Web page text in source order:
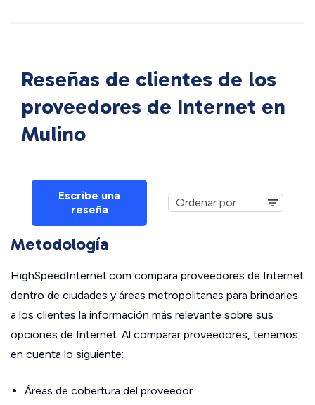
Reseñas de clientes de los
proveedores de Internet en
Mulino
Escribe una
reseña
Metodología
HighSpeedInternet.com compara proveedores de Internet
dentro de ciudades y áreas metropolitanas para brindarles
a los clientes la información más relevante sobre sus
opciones de Internet. Al comparar proveedores, tenemos
en cuenta lo siguiente:
Áreas de cobertura del proveedor